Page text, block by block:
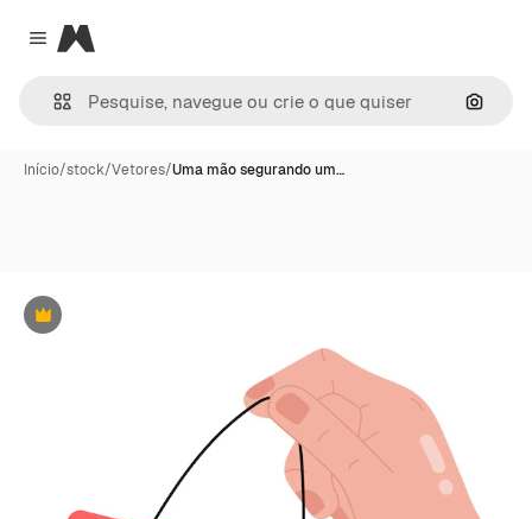
Close menu
Magnific
Início/stock/Vetores/Uma mão segurando um…
Premium